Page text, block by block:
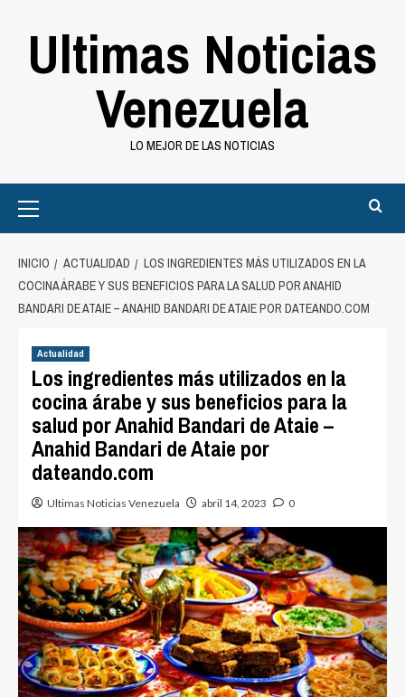
Ultimas Noticias
Venezuela
LO MEJOR DE LAS NOTICIAS
Menu
INICIO ACTUALIDAD
LOS INGREDIENTES MÁS UTILIZADOS EN LA
COCINA ÁRABE Y SUS BENEFICIOS PARA LA SALUD POR ANAHID
BANDARI DE ATAIE – ANAHID BANDARI DE ATAIE POR DATEANDO.COM
Actualidad
Los ingredientes más utilizados en la
cocina árabe y sus beneficios para la
salud por Anahid Bandari de Ataie –
Anahid Bandari de Ataie por
dateando.com
Ultimas Noticias Venezuela abril 14, 2023 0